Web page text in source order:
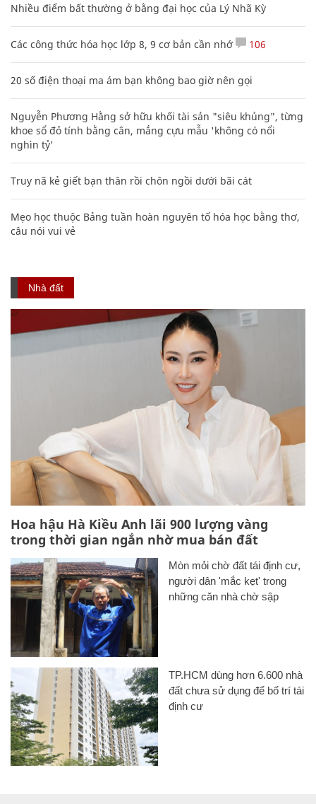
Nhiều điểm bất thường ở bằng đại học của Lý Nhã Kỳ
Các công thức hóa học lớp 8, 9 cơ bản cần nhớ 106
20 số điện thoại ma ám bạn không bao giờ nên gọi
Nguyễn Phương Hằng sở hữu khối tài sản "siêu khủng", từng
khoe sổ đỏ tính bằng cân, mắng cựu mẫu 'không có nổi
nghìn tỷ'
Truy nã kẻ giết bạn thân rồi chôn ngồi dưới bãi cát
Mẹo học thuộc Bảng tuần hoàn nguyên tố hóa học bằng thơ,
câu nói vui vẻ
Nhà đất
Hoa hậu Hà Kiều Anh lãi 900 lượng vàng
trong thời gian ngắn nhờ mua bán đất
Mòn mỏi chờ đất tái định cư,
người dân 'mắc kẹt' trong
những căn nhà chờ sập
TP.HCM dùng hơn 6.600 nhà
đất chưa sử dụng để bố trí tái
định cư